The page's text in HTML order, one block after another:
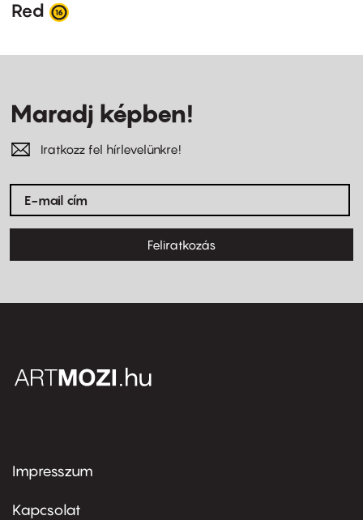
Red
Maradj képben!
Iratkozz fel hírlevelünkre!
Feliratkozás
Footer
first
Impresszum
Kapcsolat